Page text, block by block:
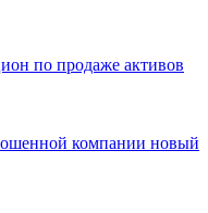
по продаже активов
компании новый